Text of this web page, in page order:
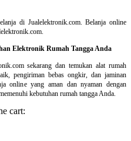
di Jualelektronik.com. Belanja online
Elektronik Rumah Tangga Anda
sekarang dan temukan alat rumah
pengiriman bebas ongkir, dan jaminan
online yang aman dan nyaman dengan
kebutuhan rumah tangga Anda.
cart: